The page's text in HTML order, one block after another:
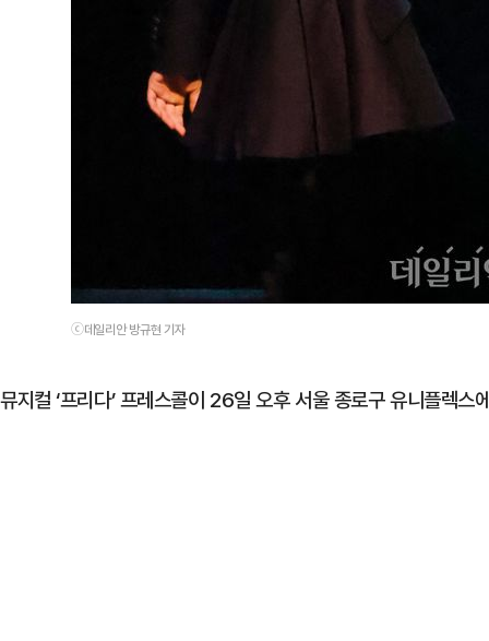
ⓒ데일리안 방규현 기자
뮤지컬 ‘프리다’ 프레스콜이 26일 오후 서울 종로구 유니플렉스